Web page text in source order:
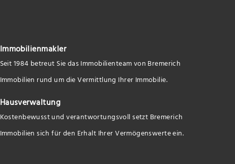
Immobilienmakler
Seit 1984 betreut Sie das Immobilienteam von Bremerich
Immobilien rund um die Vermittlung Ihrer Immobilie.
Hausverwaltung
Kostenbewusst und verantwortungsvoll setzt Bremerich
Immobilien sich für den Erhalt Ihrer Vermögenswerte ein.